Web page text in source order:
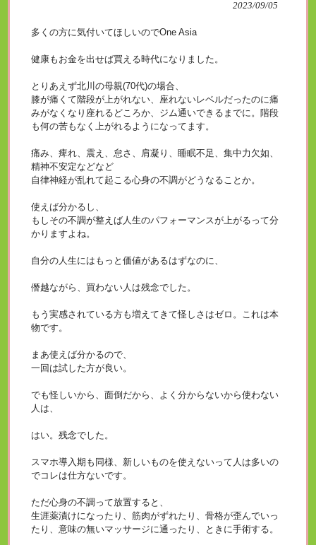
2023/09/05
多くの方に気付いてほしいのでOne Asia
健康もお金を出せば買える時代になりました。
とりあえず北川の母親(70代)の場合、
膝が痛くて階段が上がれない、座れないレベルだったのに痛
みがなくなり座れるどころか、ジム通いできるまでに。階段
も何の苦もなく上がれるようになってます。
痛み、痺れ、震え、怠さ、肩凝り、睡眠不足、集中力欠如、
精神不安定などなど
自律神経が乱れて起こる心身の不調がどうなることか。
使えば分かるし、
もしその不調が整えば人生のパフォーマンスが上がるって分
かりますよね。
自分の人生にはもっと価値があるはずなのに、
僭越ながら、買わない人は残念でした。
もう実感されている方も増えてきて怪しさはゼロ。これは本
物です。
まあ使えば分かるので、
一回は試した方が良い。
でも怪しいから、面倒だから、よく分からないから使わない
人は、
はい。残念でした。
スマホ導入期も同様、新しいものを使えないって人は多いの
でコレは仕方ないです。
ただ心身の不調って放置すると、
生涯薬漬けになったり、筋肉がずれたり、骨格が歪んでいっ
たり、意味の無いマッサージに通ったり、ときに手術する。